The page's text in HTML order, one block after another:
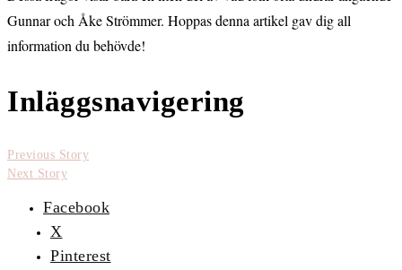
Gunnar och Åke Strömmer. Hoppas denna artikel gav dig all
information du behövde!
Inläggsnavigering
Previous Story
Next Story
Facebook
X
Pinterest